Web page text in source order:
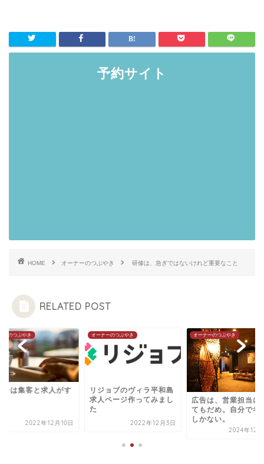
予約サイト
HOME オーナーのつぶやき 研修は、急ぎではないけれど重要なこと
RELATED POST
ーのつぶやき
ンは集客と求人がす
2022年12月10日
オーナーのつぶやき
リジョブのヴィラ平和島
求人ページ作ってみまし
た
2022年12月3日
オーナーのつぶやき
広告は、営業担当に
てもだめ。自分で考
しかない。
2024年12